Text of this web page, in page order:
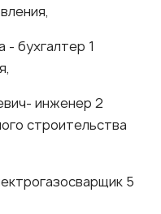
- бухгалтер 1
инженер 2
строительства
5